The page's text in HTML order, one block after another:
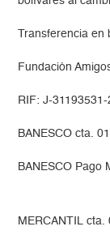
Transferencia
Fundación
RIF: J-
BANESCO cta.
BANESCO Pago
MERCANTIL